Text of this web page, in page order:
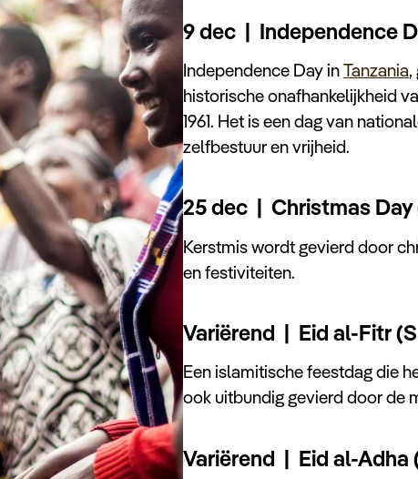
9 dec | Independence
Independence Day inTanzania,
historische onafhankelijkheid
1961. Het is een dag van
zelfbestuur en vrijheid.
25 dec | Christmas Day
Kerstmis wordt gevierd door
en festiviteiten.
Variërend | Eid al-Fitr
Een islamitische feestdag die
ook uitbundig gevierd door de
Variërend | Eid al-Adha